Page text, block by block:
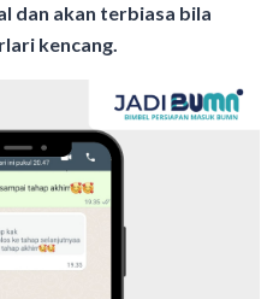
dan akan terbiasa bila
kencang.